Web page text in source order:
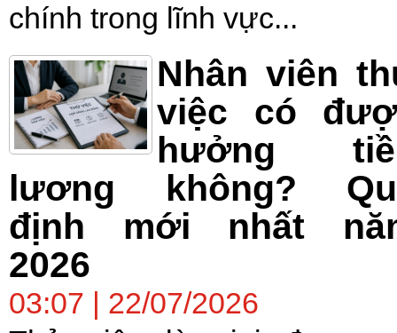
chính trong lĩnh vực...
Nhân viên
việc có
hưởng
lương không?
định mới nhất
2026
03:07 | 22/07/2026